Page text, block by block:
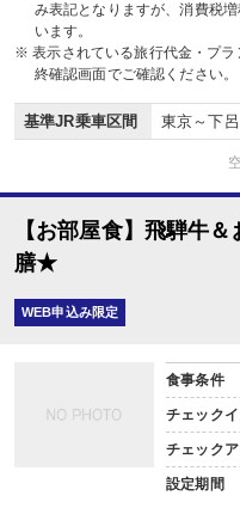
み表記となりますが、消費税
います。
※ 表示されている旅行代金・プ
終確認画面でご確認ください。
基準JR乗車区間 東京～下呂
【お部屋食】飛騨牛
膳★
WEB申込み限定
食事条件
チェック
チェックア
設定期間